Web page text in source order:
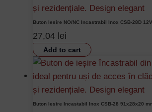
Buton Iesire NO/NC Incastrabil Inox CSB-28D
27,04 lei
Add to cart
Buton Iesire Incastabil Inox CSB-28 91x28x20